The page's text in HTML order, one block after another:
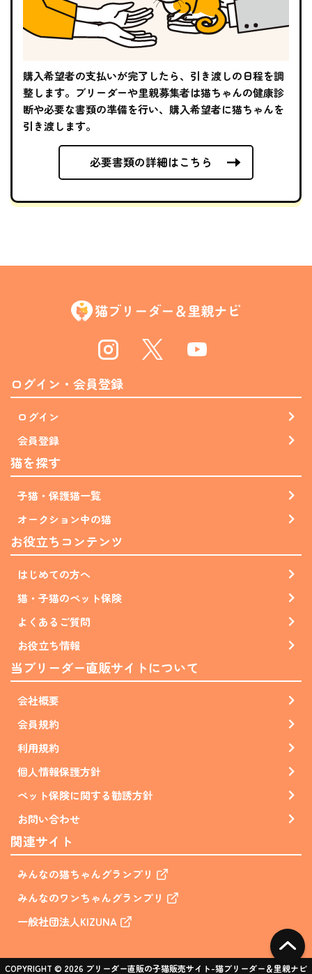
購入希望者の支払いが完了したら、引き渡しの日程を調
整します。ブリーダーや里親募集者は猫ちゃんの健康診
断や必要な書類の準備を行い、購入希望者に猫ちゃんを
引き渡します。
必要書類の詳細はこちら
Instagram Twitter Youtube
ログイン・会員登録
ログイン
会員登録
猫を探す
子猫・保護猫一覧
オークション中の猫
お役立ちコンテンツ
はじめての方へ
猫・子猫のペット保険
よくあるご質問
お役立ち情報
当ブリーダー直販サイトについて
会社概要
会員規約
利用規約
個人情報保護方針
ペット保険に関する勧誘方針
お問い合わせ
関連サイト
みんなの猫ちゃんグランプリ
みんなのワンちゃんグランプリ
一般社団法人KIZUNA
COPYRIGHT © 2026 ブリーダー直販の子猫販売サイト-猫ブリーダー＆里親ナビ